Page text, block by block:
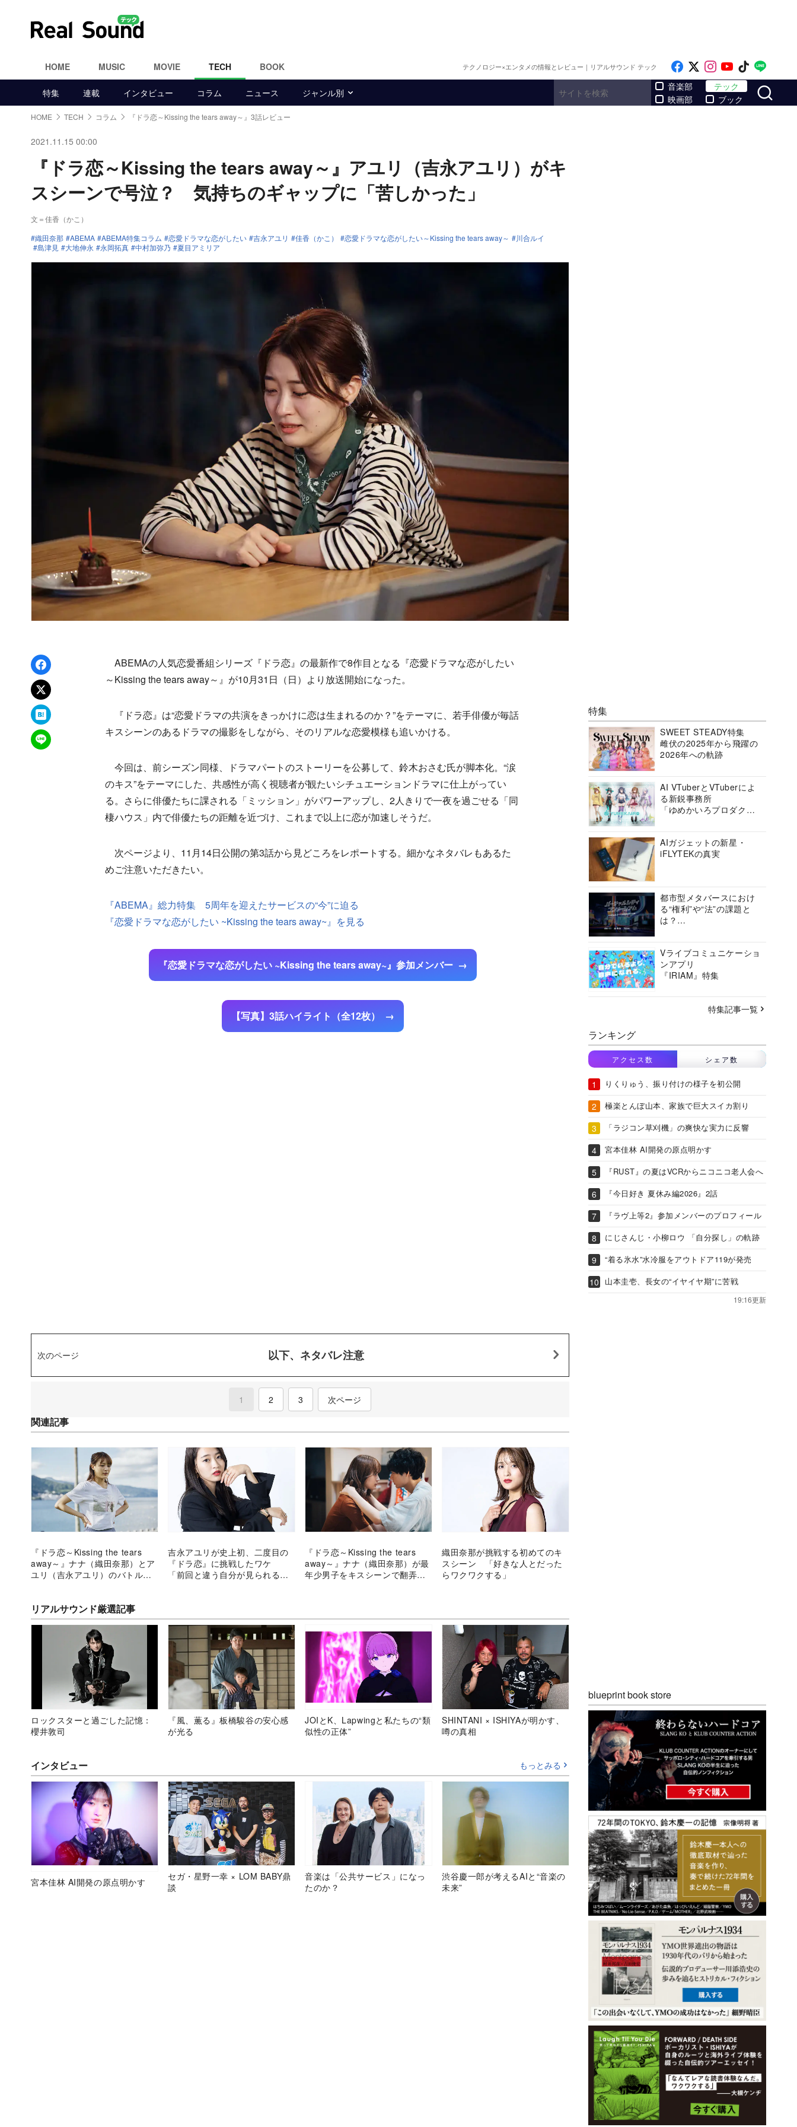
HOME MUSIC MOVIE TECH BOOK テクノロジー×エンタメの情報とレビュー｜リアルサウンド テック Like on Facebook
Follow on x
Follow on
Follow on
Follow
特集 連載 インタビュー コラム ニュース ジャンル別
音楽部
映画部
テック
ブック
HOME TECH コラム 『ドラ恋～Kissing the tears away～』3話レビュー
2021.11.15 00:00
『ドラ恋～Kissing the tears away～』アユリ（吉永アユリ）がキ
スシーンで号泣？ 気持ちのギャップに「苦しかった」
文＝佳香（かこ）
織田奈那
ABEMA ABEMA特集コラム 恋愛ドラマな恋がしたい 吉永アユリ 佳香（かこ） 恋愛ドラマな恋がしたい～Kissing the tears away～
川合ルイ
島津見
大地伸永 永岡拓真 中村加弥乃 夏目アミリア
Facebookでシェア
xでポスト
はてなブックマーク
LINEで送る
ABEMAの人気恋愛番組シリーズ『ドラ恋』の最新作で8作目となる『恋愛ドラマな恋がしたい
～Kissing the tears away～』が10月31日（日）より放送開始になった。
『ドラ恋』は“恋愛ドラマの共演をきっかけに恋は生まれるのか？”をテーマに、若手俳優が毎話
キスシーンのあるドラマの撮影をしながら、そのリアルな恋愛模様も追いかける。
今回は、前シーズン同様、ドラマパートのストーリーを公募して、鈴木おさむ氏が脚本化。“涙
のキス”をテーマにした、共感性が高く視聴者が観たいシチュエーションドラマに仕上がってい
る。さらに俳優たちに課される「ミッション」がパワーアップし、2人きりで一夜を過ごせる「同
棲ハウス」内で俳優たちの距離を近づけ、これまで以上に恋が加速しそうだ。
次ページより、11月14日公開の第3話から見どころをレポートする。細かなネタバレもあるた
めご注意いただきたい。
『ABEMA』総力特集 5周年を迎えたサービスの“今”に迫る
『恋愛ドラマな恋がしたい ~Kissing the tears away~』を見る
『恋愛ドラマな恋がしたい ~Kissing the tears away~』参加メンバー
【写真】3話ハイライト（全12枚）
次のページ 以下、ネタバレ注意
1 (current)
2 3 次ページ
関連記事
『ドラ恋～Kissing the tears
away～』ナナ（織田奈那）とア
ユリ（吉永アユリ）のバトルが
吉永アユリが史上初、二度目の
『ドラ恋』に挑戦したワケ
「前回と違う自分が見られるか
『ドラ恋～Kissing the tears
away～』ナナ（織田奈那）が最
年少男子をキスシーンで翻弄
織田奈那が挑戦する初めてのキ
スシーン 「好きな人とだった
らワクワクする」
リアルサウンド厳選記事
ロックスターと過ごした記憶：
櫻井敦司
『風、薫る』板橋駿谷の安心感
が光る
JOIとK、Lapwingと私たちの“類
似性の正体”
SHINTANI × ISHIYAが明かす、
噂の真相
インタビュー もっとみる
宮本佳林 AI開発の原点明かす
セガ・星野一幸 × LOM BABY鼎
談
音楽は「公共サービス」になっ
たのか？
渋谷慶一郎が考えるAIと“音楽の
未来”
特集
SWEET STEADY特集
雌伏の2025年から飛躍の
2026年への軌跡
AI VTuberとVTuberによ
る新鋭事務所
「ゆめかいろプロダクシ
AIガジェットの新星・
iFLYTEKの真実
都市型メタバースにおけ
る“権利”や“法”の課題と
は？
ーシアムの挑戦に迫る
Vライブコミュニケーショ
ンアプリ
『IRIAM』特集
特集記事一覧
ランキング
アクセス数 シェア数
りくりゅう、振り付けの様子を初公開
極楽とんぼ山本、家族で巨大スイカ割り
「ラジコン草刈機」の爽快な実力に反響
宮本佳林 AI開発の原点明かす
『RUST』の夏はVCRからニコニコ老人会へ
『今日好き 夏休み編2026』2話
『ラヴ上等2』参加メンバーのプロフィール
にじさんじ・小柳ロウ 「自分探し」の軌跡
“着る氷水”水冷服をアウトドア119が発売
山本圭壱、長女の“イヤイヤ期”に苦戦
19:16更新
blueprint book store